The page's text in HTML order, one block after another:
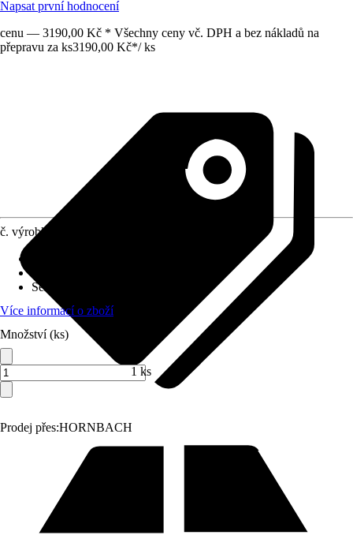
Napsat první hodnocení
cenu — 3190,00 Kč * Všechny ceny vč. DPH a bez nákladů na
přepravu za ks3190,00 Kč*/ ks
Prodej přes:HORNBACH
č. výrobku
Série
Více informací o zboží
Množství (ks)
1 ks